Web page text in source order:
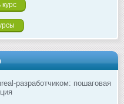
разработчиком: пошаговая